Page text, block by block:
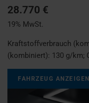
28.770 €
19% MwSt.
Kraftstoffverbrauch
(kombiniert): 130 g/km;
FAHRZEUG ANZEIGEN